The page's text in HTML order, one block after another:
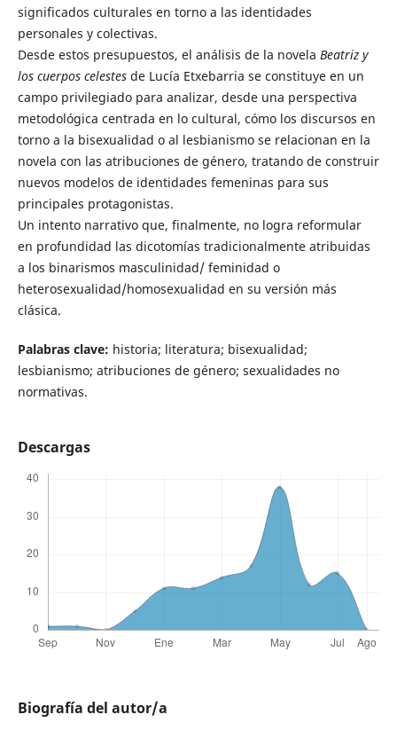
significados culturales en torno a las identidades
personales y colectivas.
Desde estos presupuestos, el análisis de la novela Beatriz y
los cuerpos celestesde Lucía Etxebarria se constituye en un
campo privilegiado para analizar, desde una perspectiva
metodológica centrada en lo cultural, cómo los discursos en
torno a la bisexualidad o al lesbianismo se relacionan en la
novela con las atribuciones de género, tratando de construir
nuevos modelos de identidades femeninas para sus
principales protagonistas.
Un intento narrativo que, finalmente, no logra reformular
en profundidad las dicotomías tradicionalmente atribuidas
a los binarismos masculinidad/ feminidad o
heterosexualidad/homosexualidad en su versión más
clásica.
Palabras clave: historia; literatura; bisexualidad;
lesbianismo; atribuciones de género; sexualidades no
normativas.
Descargas
Biografía del autor/a